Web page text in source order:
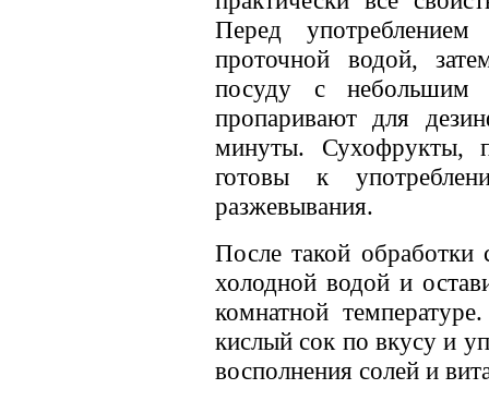
Перед
проточной водой,
посуду с небольшим
пропаривают для
минуты. Сухофрукты,
готовы к
разжевывания.
После такой
холодной водой и
комнатной
кислый сок по вкусу и
восполнения солей и